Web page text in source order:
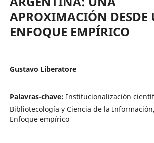
APROXIMACIÓN DESDE
ENFOQUE EMPÍRICO
Gustavo Liberatore
Palavras-chave: Institucionalización
Bibliotecología y Ciencia de la
Enfoque empírico